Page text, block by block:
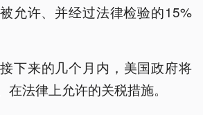
允许、并经过法律检验的15%
下来的几个月内，美国政府将
法律上允许的关税措施。